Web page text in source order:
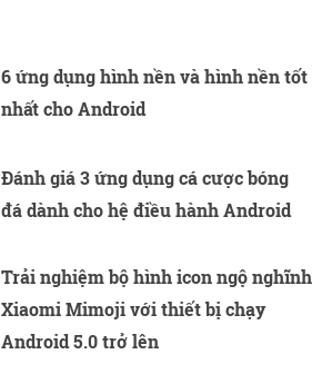
6 ứng dụng hình nền và hình nền tốt
nhất cho Android
Đánh giá 3 ứng dụng cá cược bóng
đá dành cho hệ điều hành Android
Trải nghiệm bộ hình icon ngộ nghĩnh
Xiaomi Mimoji với thiết bị chạy
Android 5.0 trở lên